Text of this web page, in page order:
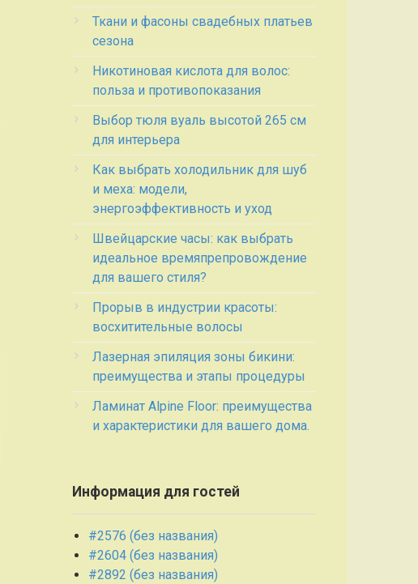
Ткани и фасоны свадебных платьев
сезона
Никотиновая кислота для волос:
польза и противопоказания
Выбор тюля вуаль высотой 265 см
для интерьера
Как выбрать холодильник для шуб
и меха: модели,
энергоэффективность и уход
Швейцарские часы: как выбрать
идеальное времяпрепровождение
для вашего стиля?
Прорыв в индустрии красоты:
восхитительные волосы
Лазерная эпиляция зоны бикини:
преимущества и этапы процедуры
Ламинат Alpine Floor: преимущества
и характеристики для вашего дома.
Информация для гостей
#2576 (без названия)
#2604 (без названия)
#2892 (без названия)